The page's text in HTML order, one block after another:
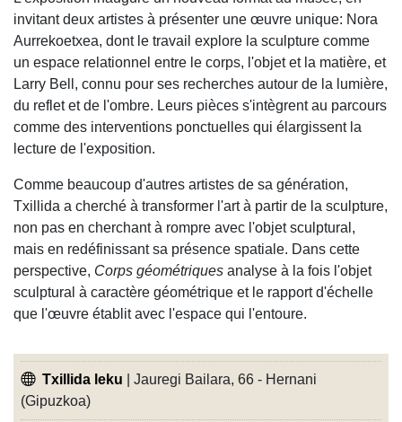
invitant deux artistes à présenter une œuvre unique: Nora
Aurrekoetxea, dont le travail explore la sculpture comme
un espace relationnel entre le corps, l'objet et la matière, et
Larry Bell, connu pour ses recherches autour de la lumière,
du reflet et de l'ombre. Leurs pièces s'intègrent au parcours
comme des interventions ponctuelles qui élargissent la
lecture de l'exposition.
Comme beaucoup d'autres artistes de sa génération,
Txillida a cherché à transformer l'art à partir de la sculpture,
non pas en cherchant à rompre avec l'objet sculptural,
mais en redéfinissant sa présence spatiale. Dans cette
perspective, Corps géométriques analyse à la fois l'objet
sculptural à caractère géométrique et le rapport d'échelle
que l'œuvre établit avec l'espace qui l'entoure.
Txillida leku | Jauregi Bailara, 66 - Hernani
(Gipuzkoa)